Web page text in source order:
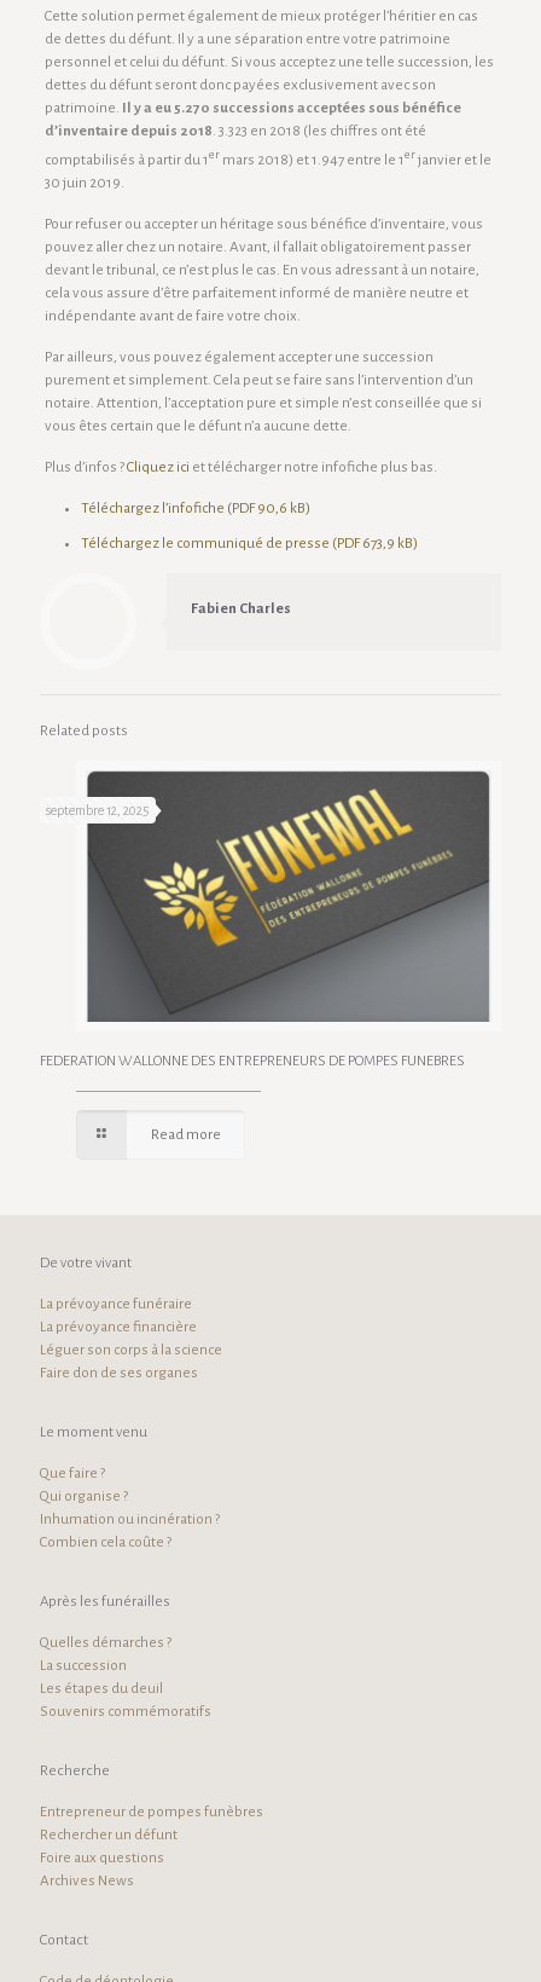
Cette solution permet également de mieux protéger l’héritier en cas
de dettes du défunt. Il y a une séparation entre votre patrimoine
personnel et celui du défunt. Si vous acceptez une telle succession, les
dettes du défunt seront donc payées exclusivement avec son
patrimoine. Il y a eu 5.270 successions acceptées sous bénéfice
d’inventaire depuis 2018. 3.323 en 2018 (les chiffres ont été
comptabilisés à partir du 1er mars 2018) et 1.947 entre le 1erjanvier et le
30 juin 2019.
Pour refuser ou accepter un héritage sous bénéfice d’inventaire, vous
pouvez aller chez un notaire. Avant, il fallait obligatoirement passer
devant le tribunal, ce n’est plus le cas. En vous adressant à un notaire,
cela vous assure d’être parfaitement informé de manière neutre et
indépendante avant de faire votre choix.
Par ailleurs, vous pouvez également accepter une succession
purement et simplement. Cela peut se faire sans l’intervention d’un
notaire. Attention, l’acceptation pure et simple n’est conseillée que si
vous êtes certain que le défunt n’a aucune dette.
Plus d’infos ?Cliquez ici et télécharger notre infofiche plus bas.
Téléchargez l’infofiche (PDF 90,6 kB)
Téléchargez le communiqué de presse (PDF 673,9 kB)
Fabien Charles
Related posts
septembre 12, 2025
FEDERATION WALLONNE DES ENTREPRENEURS DE POMPES FUNEBRES
Read more
De votre vivant
La prévoyance funéraire
La prévoyance financière
Léguer son corps à la science
Faire don de ses organes
Le moment venu
Que faire ?
Qui organise ?
Inhumation ou incinération ?
Combien cela coûte ?
Après les funérailles
Quelles démarches ?
La succession
Les étapes du deuil
Souvenirs commémoratifs
Recherche
Entrepreneur de pompes funèbres
Rechercher un défunt
Foire aux questions
Archives News
Contact